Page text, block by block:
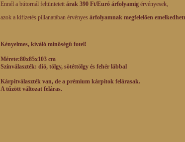
Ennél a bútornál feltüntetett árak 390 Ft/Euró árfolyamig érvényesek,
azok a kifizetés pillanatában érvényes árfolyamnak megfelelően
Kényelmes, kiváló minőségű fotel!
Mérete:80x85x103 cm
Színválaszték: dió, tölgy, sötéttölgy és fehér lábbal
Kárpitválaszték van, de a prémium kárpitok felárasak.
A tűzött változat feláras.